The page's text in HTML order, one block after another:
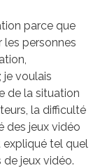
parce que
les personnes
voulais
de la situation
la difficulté
des jeux vidéo
expliqué tel quel
jeux vidéo.